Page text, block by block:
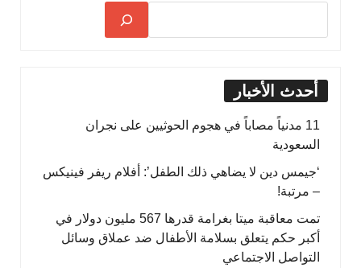
أحدث الأخبار
11 مدنياً مصاباً في هجوم الحوثيين على نجران
السعودية
‘جيمس دين لا يضاهي ذلك الطفل’: أفلام ريفر فينيكس
– مرتبة!
تمت معاقبة ميتا بغرامة قدرها 567 مليون دولار في
أكبر حكم يتعلق بسلامة الأطفال ضد عملاق وسائل
التواصل الاجتماعي